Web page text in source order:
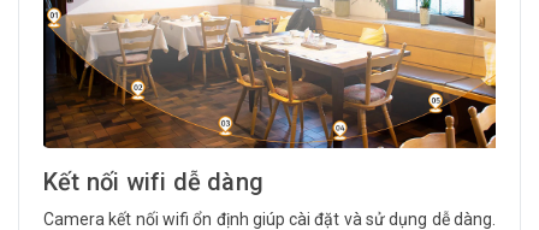
Kết nối wifi dễ dàng
Camera kết nối wifi ổn định giúp cài đặt và sử dụng dễ dàng.